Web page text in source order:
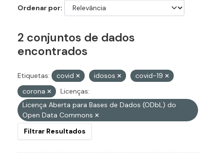
Ordenar por
2 conjuntos de dados
encontrados
Etiquetas: covid idosos
covid-19
corona
Licenças:
Licença Aberta para Bases de Dados (ODbL) do
Open Data Commons
Filtrar Resultados